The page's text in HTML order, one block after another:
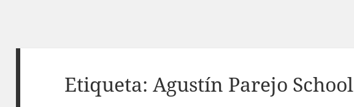
Etiqueta:Agustín Parejo School